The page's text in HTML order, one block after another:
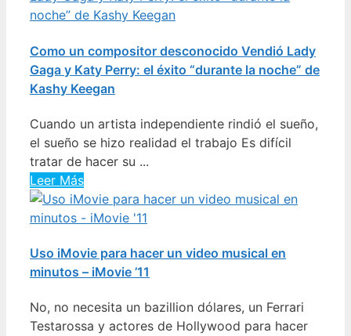
Como un compositor desconocido Vendió Lady
Gaga y Katy Perry: el éxito “durante la noche” de
Kashy Keegan
Cuando un artista independiente rindió el sueño,
el sueño se hizo realidad el trabajo Es difícil
tratar de hacer su ...
Leer Más
Uso iMovie para hacer un video musical en
minutos – iMovie ’11
No, no necesita un bazillion dólares, un Ferrari
Testarossa y actores de Hollywood para hacer